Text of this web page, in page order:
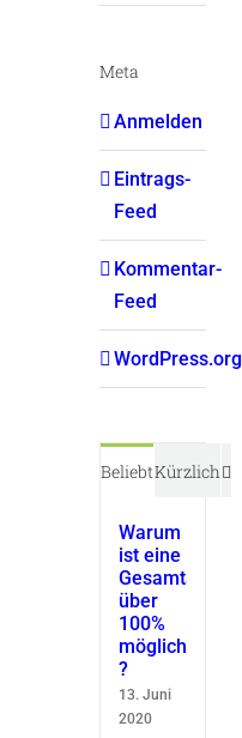
Meta
Anmelden
Eintrags-
Feed
Kommentar-
Feed
WordPress.org
BeliebtKürzlich
Warum
ist eine
über
100%
möglich
?
13. Juni
2020